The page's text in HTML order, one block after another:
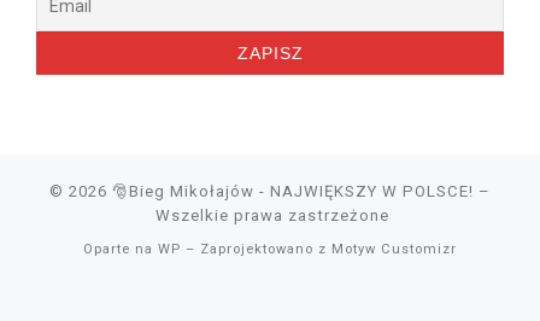
© 2026 🎅Bieg Mikołajów - NAJWIĘKSZY W POLSCE! –
Wszelkie prawa zastrzeżone
Oparte na WP – Zaprojektowano z Motyw Customizr